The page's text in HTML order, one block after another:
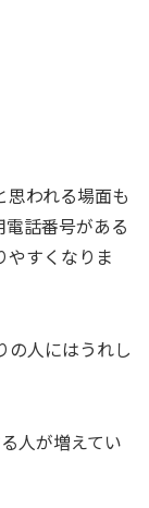
われる場面も
話番号がある
やすくなりま
の人にはうれし
人が増えてい